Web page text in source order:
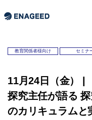
教育関係者様向け セミナ
11月24日（金） |
探究主任が語る
のカリキュラムと